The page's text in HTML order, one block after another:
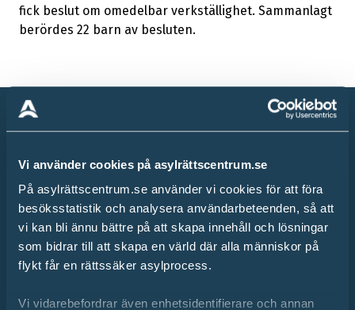
Vi använder cookies på asylrättscentrum.se
På asylrättscentrum.se använder vi cookies för att föra
besöksstatistik och analysera användarbeteenden, så att
vi kan bli ännu bättre på att skapa innehåll och lösningar
som bidrar till att skapa en värld där alla människor på
flykt får en rättssäker asylprocess.
Vi vidarebefordrar även enhetsidentifierare och annan
fick beslut om omedelbar verkställighet. Sammanlagt
berördes 22 barn av besluten.
rekommendationer
Utifrån granskningen lämnas följande
rekommendationer för att öka rättssäkerheten vid
handläggning av asylansökningar från säkra
ursprungsländer: